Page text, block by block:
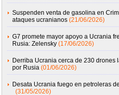
Suspenden venta de gasolina en
ataques ucranianos (21/06/2026)
G7 promete mayor apoyo a Ucrania
Rusia: Zelensky (17/06/2026)
Derriba Ucrania cerca de 230 drones
por Rusia (01/06/2026)
Desata Ucrania fuego en petroleras
(31/05/2026)